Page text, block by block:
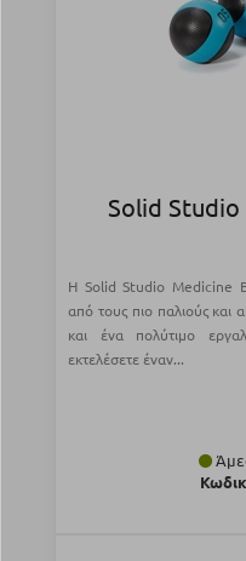
Solid Studio
Η Solid Studio Medicine
από τους πιο παλιούς και
και ένα πολύτιμο
εκτελέσετε έναν...